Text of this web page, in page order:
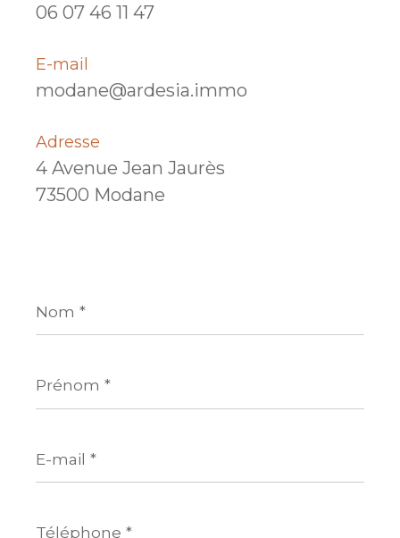
06 07 46 11 47
E-mail
modane@ardesia.immo
Adresse
4 Avenue Jean Jaurès
73500 Modane
*
*
mail
*
*